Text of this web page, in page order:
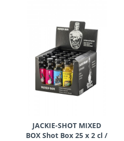
JACKIE-SHOT MIXED
BOX Shot Box 25 x 2 cl /